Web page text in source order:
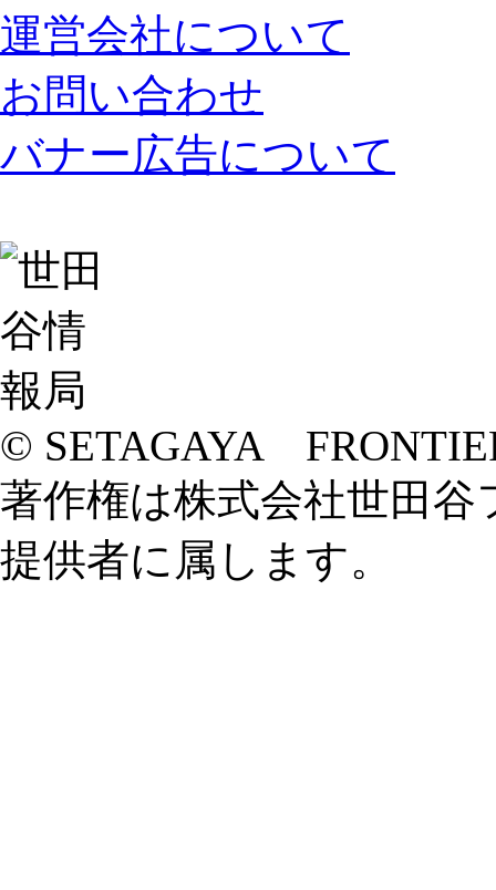
運営会社について
お問い合わせ
バナー広告について
© SETAGAYA
著作権は株式会社世田
提供者に属します。